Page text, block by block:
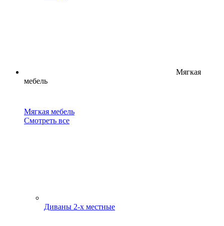
Мягкая
мебель
Мягкая мебель
Смотреть все
Диваны 2-х местные